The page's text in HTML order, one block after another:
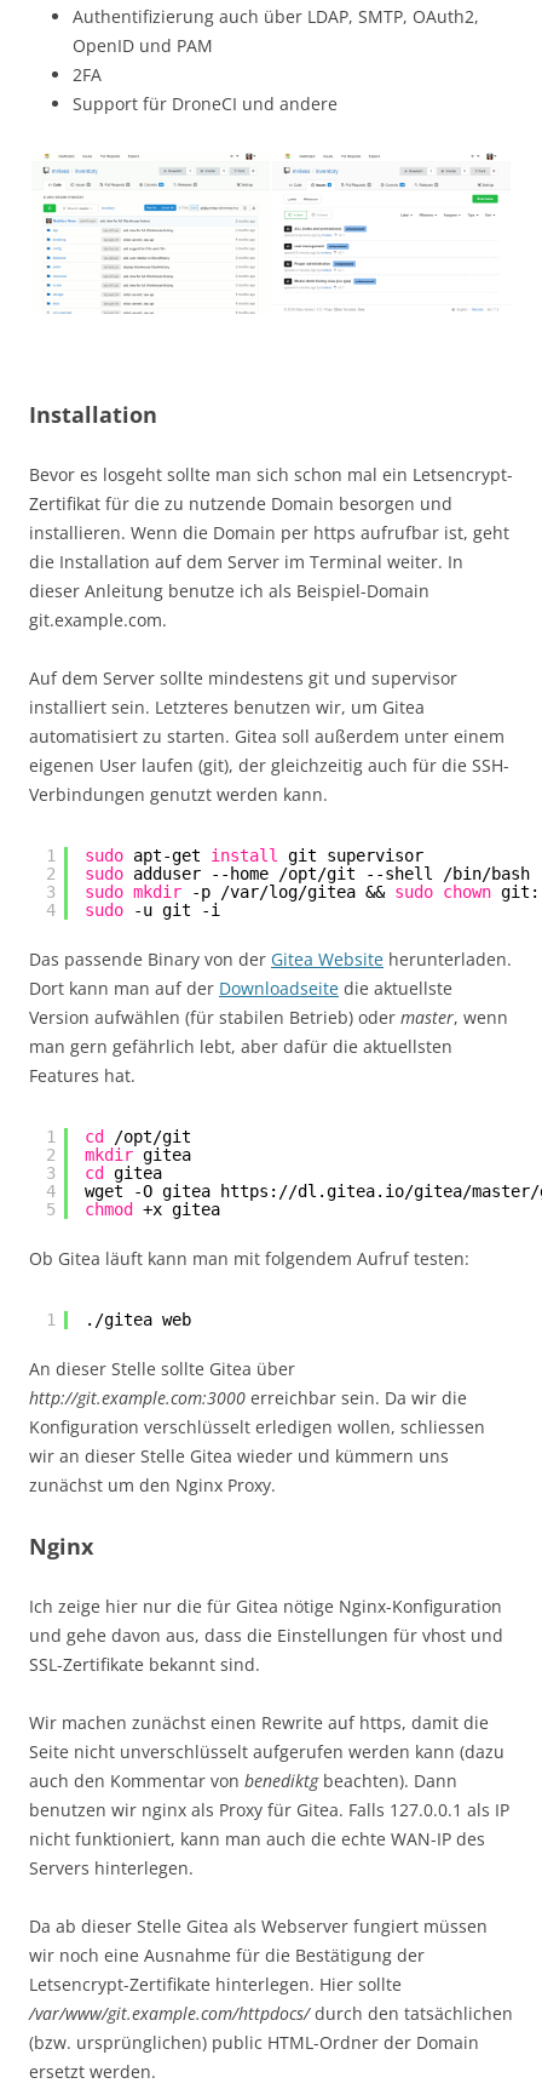
Authentifizierung auch über LDAP, SMTP, OAuth2,
OpenID und PAM
2FA
Support für DroneCI und andere
Installation
Bevor es losgeht sollte man sich schon mal ein Letsencrypt-
Zertifikat für die zu nutzende Domain besorgen und
installieren. Wenn die Domain per https aufrufbar ist, geht
die Installation auf dem Server im Terminal weiter. In
dieser Anleitung benutze ich als Beispiel-Domain
git.example.com.
Auf dem Server sollte mindestens git und supervisor
installiert sein. Letzteres benutzen wir, um Gitea
automatisiert zu starten. Gitea soll außerdem unter einem
eigenen User laufen (git), der gleichzeitig auch für die SSH-
Verbindungen genutzt werden kann.
1
2
3
4
sudo apt-get install
git supervisor
sudo adduser --home /opt/git --shell /bin/bash
sudo mkdir -p /var/log/gitea && sudo chown
sudo
-u git -i
Das passende Binary von der Gitea Website herunterladen.
Dort kann man auf der Downloadseite die aktuellste
Version aufwählen (für stabilen Betrieb) oder master, wenn
man gern gefährlich lebt, aber dafür die aktuellsten
Features hat.
1
2
3
4
5
cd
/opt/git
mkdir gitea
cd
gitea
wget -O gitea https: //dl .gitea.io/gitea/master/
chmod
+x gitea
Ob Gitea läuft kann man mit folgendem Aufruf testen:
1 . /gitea web
An dieser Stelle sollte Gitea über
http://git.example.com:3000 erreichbar sein. Da wir die
Konfiguration verschlüsselt erledigen wollen, schliessen
wir an dieser Stelle Gitea wieder und kümmern uns
zunächst um den Nginx Proxy.
Nginx
Ich zeige hier nur die für Gitea nötige Nginx-Konfiguration
und gehe davon aus, dass die Einstellungen für vhost und
SSL-Zertifikate bekannt sind.
Wir machen zunächst einen Rewrite auf https, damit die
Seite nicht unverschlüsselt aufgerufen werden kann (dazu
auch den Kommentar von benediktgbeachten). Dann
benutzen wir nginx als Proxy für Gitea. Falls 127.0.0.1 als IP
nicht funktioniert, kann man auch die echte WAN-IP des
Servers hinterlegen.
Da ab dieser Stelle Gitea als Webserver fungiert müssen
wir noch eine Ausnahme für die Bestätigung der
Letsencrypt-Zertifikate hinterlegen. Hier sollte
/var/www/git.example.com/httpdocs/durch den tatsächlichen
(bzw. ursprünglichen) public HTML-Ordner der Domain
ersetzt werden.